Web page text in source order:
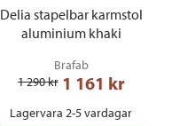
Delia stapelbar karmstol
aluminium khaki
Brafab
1 290 kr 1 161 kr
Lagervara 2-5 vardagar